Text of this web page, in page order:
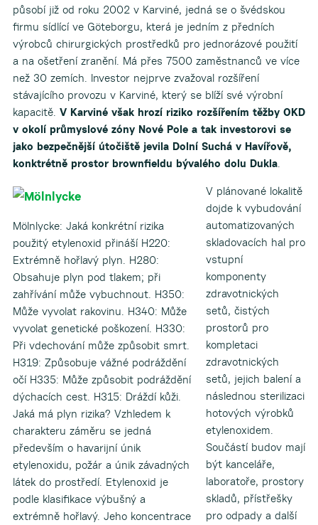
působí již od roku 2002 v Karviné, jedná se o švédskou
firmu sídlící ve Göteborgu, která je jedním z předních
výrobců chirurgických prostředků pro jednorázové použití
a na ošetření zranění. Má přes 7500 zaměstnanců ve více
než 30 zemích. Investor nejprve zvažoval rozšíření
stávajícího provozu v Karviné, který se blíží své výrobní
kapacitě. V Karviné však hrozí riziko rozšířením těžby OKD
v okolí průmyslové zóny Nové Pole a tak investorovi se
jako bezpečnější útočiště jevila Dolní Suchá v Havířově,
konktrétně prostor brownfieldu bývalého dolu Dukla.
Mölnlycke: Jaká konkrétní rizika
použitý etylenoxid přináší H220:
Extrémně hořlavý plyn. H280:
Obsahuje plyn pod tlakem; při
zahřívání může vybuchnout. H350:
Může vyvolat rakovinu. H340: Může
vyvolat genetické poškození. H330:
Při vdechování může způsobit smrt.
H319: Způsobuje vážné podráždění
očí H335: Může způsobit podráždění
dýchacích cest. H315: Dráždí kůži.
Jaká má plyn rizika? Vzhledem k
charakteru záměru se jedná
především o havarijní únik
etylenoxidu, požár a únik závadných
látek do prostředí. Etylenoxid je
podle klasifikace výbušný a
extrémně hořlavý. Jeho koncentrace
V plánované lokalitě
dojde k vybudování
automatizovaných
skladovacích hal pro
vstupní
komponenty
zdravotnických
setů, čistých
prostorů pro
kompletaci
zdravotnických
setů, jejich balení a
následnou sterilizaci
hotových výrobků
etylenoxidem.
Součástí budov mají
být kanceláře,
laboratoře, prostory
skladů, přístřešky
pro odpady a další